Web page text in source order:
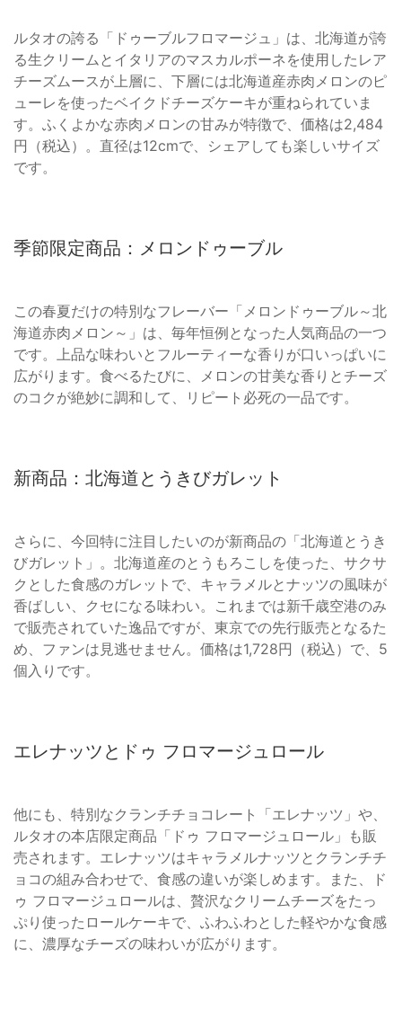
ルタオの誇る「ドゥーブルフロマージュ」は、北海道が誇
る生クリームとイタリアのマスカルポーネを使用したレア
チーズムースが上層に、下層には北海道産赤肉メロンのピ
ューレを使ったベイクドチーズケーキが重ねられていま
す。ふくよかな赤肉メロンの甘みが特徴で、価格は2,484
円（税込）。直径は12cmで、シェアしても楽しいサイズ
です。
季節限定商品：メロンドゥーブル
この春夏だけの特別なフレーバー「メロンドゥーブル～北
海道赤肉メロン～」は、毎年恒例となった人気商品の一つ
です。上品な味わいとフルーティーな香りが口いっぱいに
広がります。食べるたびに、メロンの甘美な香りとチーズ
のコクが絶妙に調和して、リピート必死の一品です。
新商品：北海道とうきびガレット
さらに、今回特に注目したいのが新商品の「北海道とうき
びガレット」。北海道産のとうもろこしを使った、サクサ
クとした食感のガレットで、キャラメルとナッツの風味が
香ばしい、クセになる味わい。これまでは新千歳空港のみ
で販売されていた逸品ですが、東京での先行販売となるた
め、ファンは見逃せません。価格は1,728円（税込）で、5
個入りです。
エレナッツとドゥ フロマージュロール
他にも、特別なクランチチョコレート「エレナッツ」や、
ルタオの本店限定商品「ドゥ フロマージュロール」も販
売されます。エレナッツはキャラメルナッツとクランチチ
ョコの組み合わせで、食感の違いが楽しめます。また、ド
ゥ フロマージュロールは、贅沢なクリームチーズをたっ
ぷり使ったロールケーキで、ふわふわとした軽やかな食感
に、濃厚なチーズの味わいが広がります。